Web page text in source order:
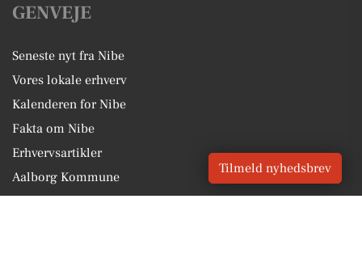
GENVEJE
Seneste nyt fra Nibe
Vores lokale erhverv
Kalenderen for Nibe
Fakta om Nibe
Erhvervsartikler
Aalborg Kommune
Tilmeld nyhedsbrev